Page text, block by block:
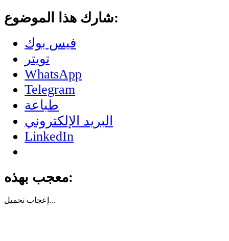
شارك هذا الموضوع:
فيس بوك
تويتر
WhatsApp
Telegram
طباعة
البريد الإلكتروني
LinkedIn
معجب بهذه:
إعجاب تحميل...